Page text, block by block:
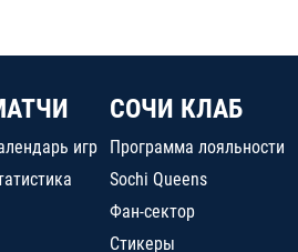
игр
СОЧИ КЛАБ
Программа лояльности
Sochi Queens
Фан-сектор
Стикеры